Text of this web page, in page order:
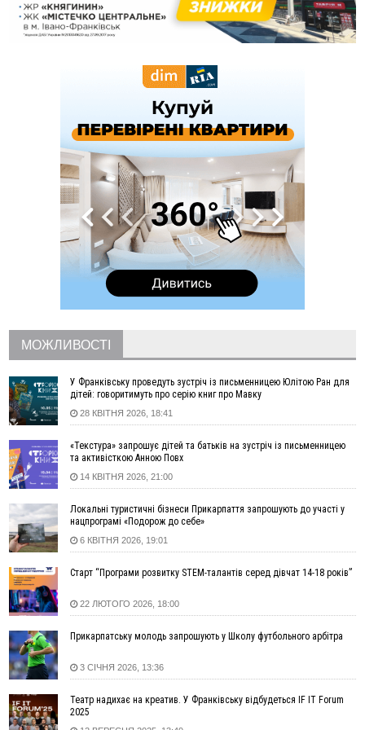
09:39
У Франківську медики провели серію складних операцій
на аорті
У Богородчанах на "зебрі" водій Audi наїхав на
хлопчика з велосипедом
Загальна площа всіх книгарень України - трохи більше ніж 6
футбольних полів
На "зебрі" у Франківську два мотоциклісти збили жінку
Прикарпаття серед лідерів за будівництвом новобудов і
рекордсмен за зростанням цін на житло
Де безпечно купатися на Прикарпатті?
У Франківську дружина загиблого воїна створила
організацію «КОД 7'Я», аби підтримувати військових та їхні
У Коломиї на одній з вулиць встановлять комплекс
автоматичної фіксації швидкості
15:00
На Закарпатті викрили масштабну схему незаконного
виключення військовозобов’язаних з обліку
14:31
«Багато питань буде знято». На громадських слуханнях в
Яремче обговорили, як вирішити питання джипінгу в
Карпатах
13:30
ФОТО На Надрічній тривають останні приготування до
нового руху
12:57
У Франківську зафіксували найбільшу спеку за всю історію
спостережень
12:24
Лікування наркоманії Київ: чому важливо розпочати
терапію якомога раніше
тисяч гривень у валюті, засудили до 5 років
11:50
Податкова передасть в Міноборони для "Оберегу" дані про
чоловіків 18–60 років
11:20
Водійка, яку на Сухомлинського побив інший керманич,
відмовилася від обвинувачення — справу закрили
10:45
У Франківську, Коломиї, Долині та Яремче 6 серпня
10:02
Змушував надсилати інтимні фото: на Прикарпатті
затримали підозрюваного у розбещенні малолітньої
МОЖЛИВОСТІ
У Франківську проведуть зустріч із письменницею Юлітою Ран для
дітей: говоритимуть про серію книг про Мавку
28 КВІТНЯ 2026, 18:41
«Текстура» запрошує дітей та батьків на зустріч із письменницею
та активісткою Анною Повх
14 КВІТНЯ 2026, 21:00
Локальні туристичні бізнеси Прикарпаття запрошують до участі у
нацпрограмі «Подорож до себе»
6 КВІТНЯ 2026, 19:01
Старт “Програми розвитку STEM-талантів серед дівчат 14-18 років”
22 ЛЮТОГО 2026, 18:00
Прикарпатську молодь запрошують у Школу футбольного арбітра
3 СІЧНЯ 2026, 13:36
Театр надихає на креатив. У Франківську відбудеться IF IT Forum
2025